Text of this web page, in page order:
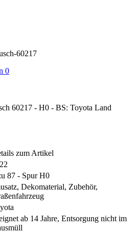
60217
0
60217 - H0 - BS: Toyota Land
zum Artikel
87 - Spur H0
Dekomaterial, Zubehör,
ab 14 Jahre, Entsorgung nicht im